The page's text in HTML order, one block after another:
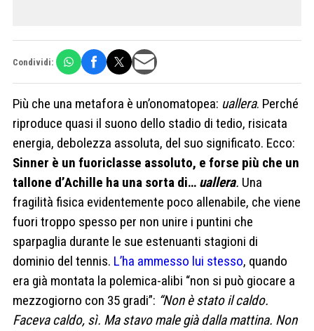
Condividi:
Più che una metafora è un’onomatopea: uallera. Perché
riproduce quasi il suono dello stadio di tedio, risicata
energia, debolezza assoluta, del suo significato. Ecco:
Sinner è un fuoriclasse assoluto, e forse più che un
tallone d’Achille ha una sorta di… uallera. Una
fragilità fisica evidentemente poco allenabile, che viene
fuori troppo spesso per non unire i puntini che
sparpaglia durante le sue estenuanti stagioni di
dominio del tennis. L’ha ammesso lui stesso, quando
era già montata la polemica-alibi “non si può giocare a
mezzogiorno con 35 gradi”: “Non è stato il caldo.
Faceva caldo, sì. Ma stavo male già dalla mattina. Non